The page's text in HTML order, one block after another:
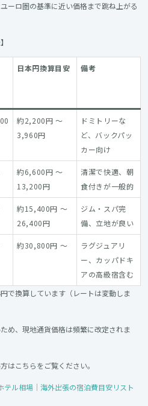
ーロ圏の基準に近い価格まで跳ね上がる
日本円換算目安 備考
約2,200円 ～
3,960円
ドミトリーな
ど、バックパッ
カー向け
約6,600円 ～
13,200円
清潔で快適、朝
食付きが一般的
約15,400円 ～
26,400円
ジム・スパ完
備、立地が良い
約30,800円 ～
ラグジュアリ
ー、カッパドキ
アの高級宿含む
で換算しています（レートは変動しま
め、現地通貨価格は頻繁に改定されま
はこちらをご覧ください。
テル相場｜海外出張の宿泊費目安リスト